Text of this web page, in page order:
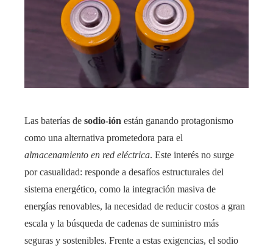
Las baterías de sodio-ión están ganando protagonismo
como una alternativa prometedora para el
almacenamiento en red eléctrica. Este interés no surge
por casualidad: responde a desafíos estructurales del
sistema energético, como la integración masiva de
energías renovables, la necesidad de reducir costos a gran
escala y la búsqueda de cadenas de suministro más
seguras y sostenibles. Frente a estas exigencias, el sodio